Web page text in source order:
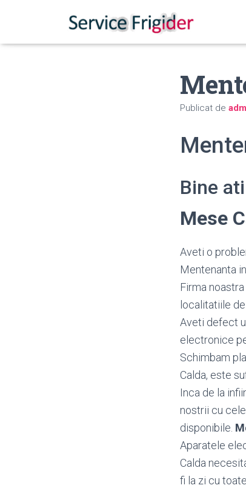
Publicat de
Bine
Mese
Aveti o
Mentenanta
Firma
localitatiile
Aveti defect
electronice
Schimbam
Calda, este
Inca de la
nostrii cu
disponibile.
Aparatele
Calda
fi la zi cu